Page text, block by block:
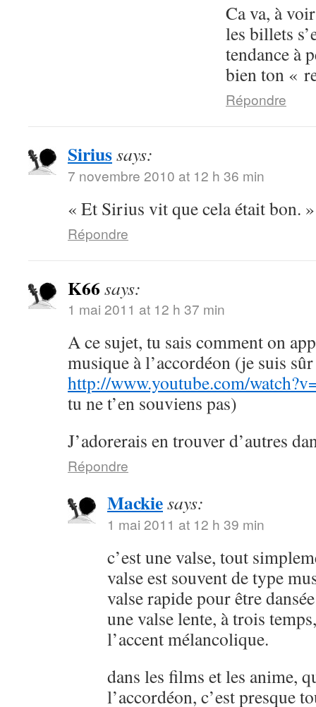
Ca va, à
les billets
tendance à
bien ton «
Répondre
Siriussays:
7 novembre 2010 at 12 h 36 min
« Et Sirius vit que cela était bon.
Répondre
K66 says:
1 mai 2011 at 12 h 37 min
A ce sujet, tu sais comment on
musique à l’accordéon (je suis
http://www.youtube.com/
tu ne t’en souviens pas)
J’adorerais en trouver d’autres
Répondre
Mackiesays:
1 mai 2011 at 12 h 39 min
c’est une valse, tout
valse est souvent de type
valse rapide pour être
une valse lente, à trois
l’accent mélancolique.
dans les films et les anime,
l’accordéon, c’est presque